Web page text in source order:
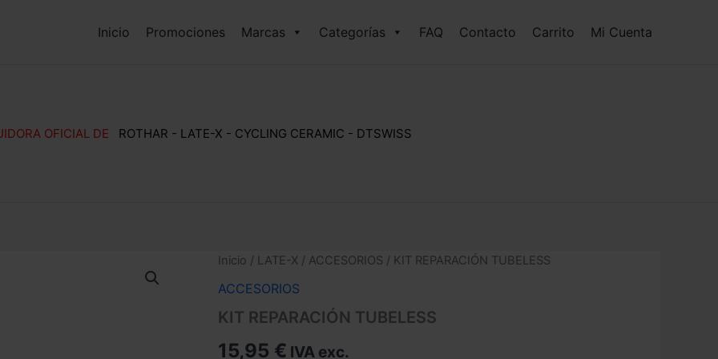
Inicio Promociones Marcas Categorías FAQ Contacto Carrito Mi Cuenta
OFICIAL DE ROTHAR - LATE-X - CYCLING CERAMIC - DTSWISS
Inicio / LATE-X / ACCESORIOS / KIT REPARACIÓN TUBELESS
ACCESORIOS
KIT REPARACIÓN TUBELESS
15,95 € IVA exc.